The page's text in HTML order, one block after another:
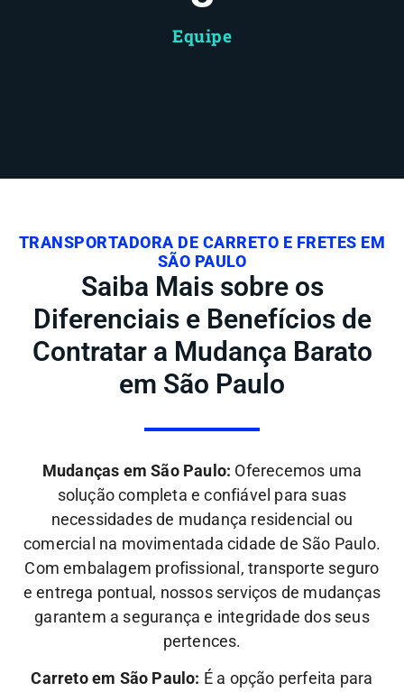
Equipe
TRANSPORTADORA DE CARRETO E FRETES EM
SÃO PAULO
Saiba Mais sobre os
Diferenciais e Benefícios de
Contratar a Mudança Barato
em São Paulo
Mudanças em São Paulo: Oferecemos uma
solução completa e confiável para suas
necessidades de mudança residencial ou
comercial na movimentada cidade de São Paulo.
Com embalagem profissional, transporte seguro
e entrega pontual, nossos serviços de mudanças
garantem a segurança e integridade dos seus
pertences.
Carreto em São Paulo: É a opção perfeita para